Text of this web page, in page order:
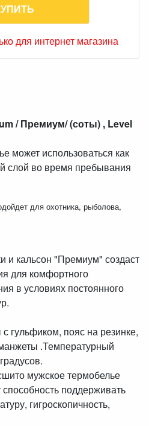
для интернет магазина
/ Премиум/ (соты) , Level
может использоваться как
слой во время пребывания
для охотника, рыболова,
и кальсон "Премиум" создаст
для комфортного
в условиях постоянного
гульфиком, пояс на резинке,
.Температурный
мужское термобелье
поддерживать
гигроскопичность,